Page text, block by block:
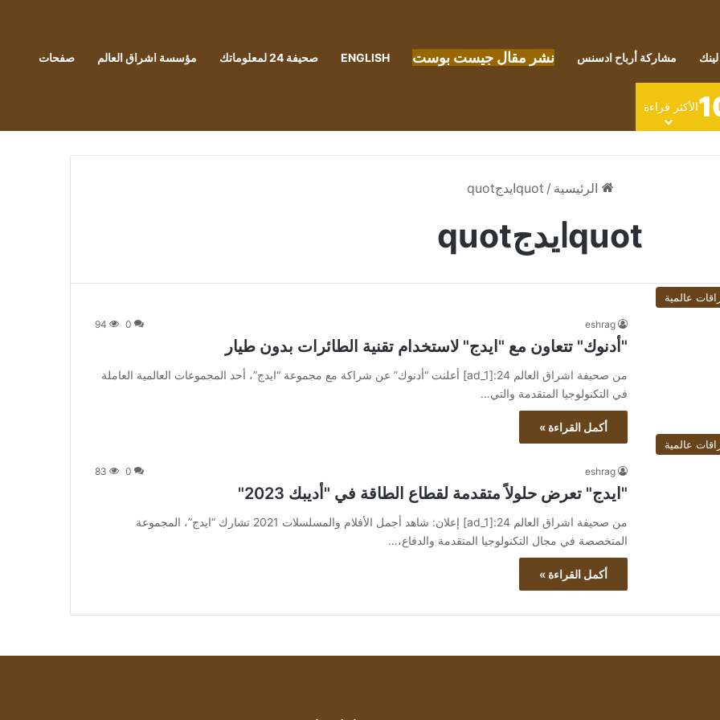
مشاركة أرباح ادسنس نشر مقال جيست بوست ENGLISH صحيفة 24 لمعلوماتك مؤسسة اشراق العالم صفحات
الأكثر قراءة
الرئيسية / quotايدجquot
quotايدجquot
عالمية
eshrag
0
94
"أدنوك" تتعاون مع "ايدج" لاستخدام تقنية الطائرات بدون طيار
من صحيفة اشراق العالم 24:[ad_1] أعلنت “أدنوك” عن شراكة مع مجموعة “ايدج”، أحد المجموعات العالمية العاملة
في التكنولوجيا المتقدمة والتي…
أكمل القراءة »
عالمية
eshrag
0
83
"ايدج" تعرض حلولاً متقدمة لقطاع الطاقة في "أديبك 2023"
من صحيفة اشراق العالم 24:[ad_1] إعلان: شاهد أجمل الأفلام والمسلسلات 2021 تشارك “ايدج”، المجموعة
المتخصصة في مجال التكنولوجيا المتقدمة والدفاع،…
أكمل القراءة »